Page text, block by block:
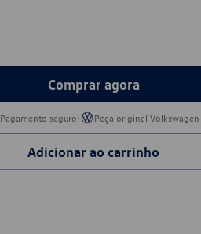
Comprar agora
Pagamento seguro• Peça original Volkswagen
Adicionar ao carrinho